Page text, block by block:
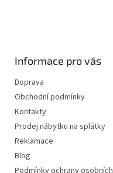
Informace pro vás
Doprava
Obchodní podmínky
Kontakty
Prodej nábytku na splátky
Reklamace
Blog